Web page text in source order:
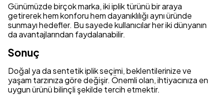
Günümüzde birçok marka, iki iplik türünü bir araya
getirerek hem konforu hem dayanıklılığı aynı üründe
sunmayı hedefler. Bu sayede kullanıcılar her iki dünyanın
da avantajlarından faydalanabilir.
Sonuç
Doğal ya da sentetik iplik seçimi, beklentilerinize ve
yaşam tarzınıza göre değişir. Önemli olan, ihtiyacınıza en
uygun ürünü bilinçli şekilde tercih etmektir.